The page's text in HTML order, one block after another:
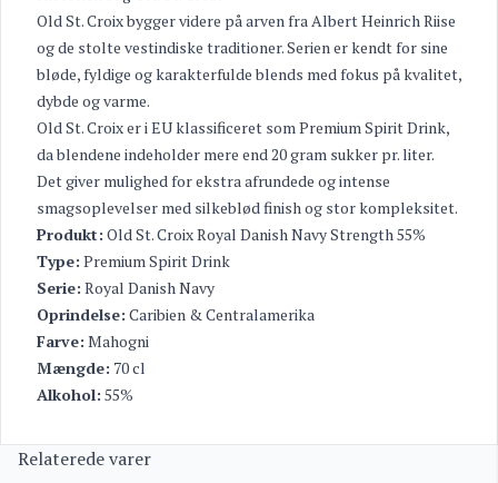
Old St. Croix bygger videre på arven fra Albert Heinrich Riise
og de stolte vestindiske traditioner. Serien er kendt for sine
bløde, fyldige og karakterfulde blends med fokus på kvalitet,
dybde og varme.
Old St. Croix er i EU klassificeret som Premium Spirit Drink,
da blendene indeholder mere end 20 gram sukker pr. liter.
Det giver mulighed for ekstra afrundede og intense
smagsoplevelser med silkeblød finish og stor kompleksitet.
Produkt: Old St. Croix Royal Danish Navy Strength 55%
Type: Premium Spirit Drink
Serie: Royal Danish Navy
Oprindelse: Caribien & Centralamerika
Farve: Mahogni
Mængde: 70 cl
Alkohol: 55%
Relaterede varer